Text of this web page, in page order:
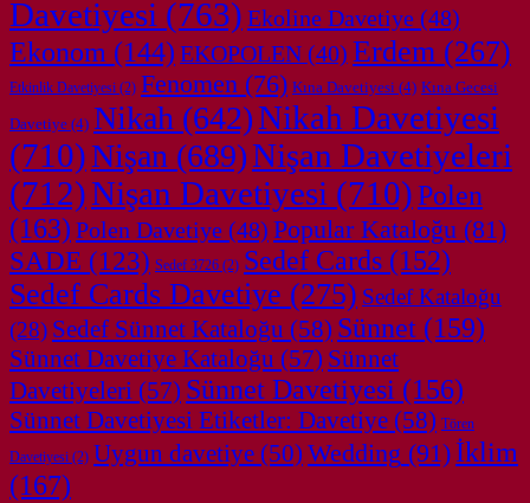
Davetiyesi (763) Ekoline Davetiye (48)
Ekonom (144) EKOPOLEN (40) Erdem (267)
Etkinlik Davetiyesi (2) Fenomen (76) Kına Davetiyesi (4) Kına Gecesi
Davetiye (4) Nikah (642)Nikah Davetiyesi
(710)Nişan (689)Nişan Davetiyeleri
(712)Nişan Davetiyesi (710)Polen
(163) Polen Davetiye (48) Popular Kataloğu (81)
SADE (123) Sedef 3726 (2) Sedef Cards (152)
Sedef Cards Davetiye (275) Sedef Kataloğu
(28) Sedef Sünnet Kataloğu (58) Sünnet (159)
Sünnet Davetiye Kataloğu (57) Sünnet
Davetiyeleri (57) Sünnet Davetiyesi (156)
Sünnet Davetiyesi Etiketler: Davetiye (58) Tören
Davetiyesi (2) Uygun davetiye (50) Wedding (91) İklim
(167)